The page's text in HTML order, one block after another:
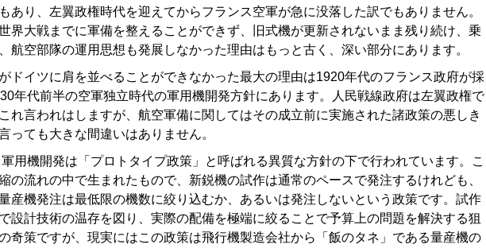
あり、左翼政権時代を迎えてからフランス空軍が急に没落した訳でもありません。
界大戦までに軍備を整えることができず、旧式機が更新されないまま残り続け、乗
航空部隊の運用思想も発展しなかった理由はもっと古く、深い部分にあります。
ドイツに肩を並べることができなかった最大の理由は1920年代のフランス政府が採
年代前半の空軍独立時代の軍用機開発方針にあります。人民戦線政府は左翼政権で
れ言われはしますが、航空軍備に関してはその成立前に実施された諸政策の悪しき
っても大きな間違いはありません。
用機開発は「プロトタイプ政策」と呼ばれる異質な方針の下で行われています。こ
の流れの中で生まれたもので、新鋭機の試作は通常のペースで発注するけれども、
産機発注は最低限の機数に絞り込むか、あるいは発注しないという政策です。試作
設計技術の温存を図り、実際の配備を極端に絞ることで予算上の問題を解決する狙
奇策ですが、現実にはこの政策は飛行機製造会社から「飯のタネ」である量産機の